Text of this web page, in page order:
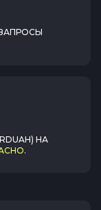
НА
.